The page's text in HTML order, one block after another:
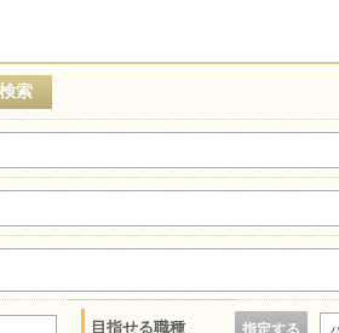
目指せる職種 指定する